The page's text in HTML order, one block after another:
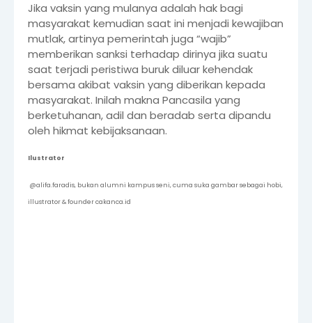
Jika vaksin yang mulanya adalah hak bagi
masyarakat kemudian saat ini menjadi kewajiban
mutlak, artinya pemerintah juga “wajib”
memberikan sanksi terhadap dirinya jika suatu
saat terjadi peristiwa buruk diluar kehendak
bersama akibat vaksin yang diberikan kepada
masyarakat. Inilah makna Pancasila yang
berketuhanan, adil dan beradab serta dipandu
oleh hikmat kebijaksanaan.
Ilustrator
@alifa.faradis, bukan alumni kampus seni, cuma suka gambar sebagai hobi,
illustrator & founder cakanca.id